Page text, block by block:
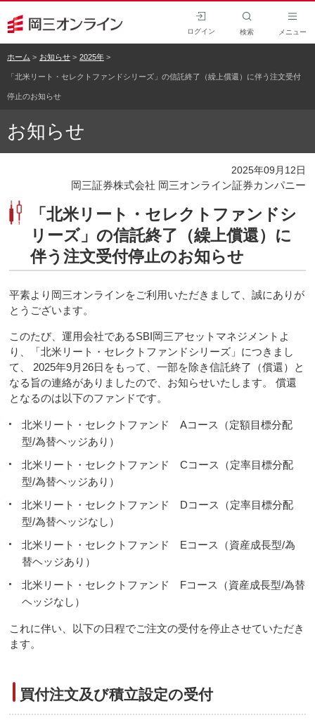
ログイン 検索 メニュー
ホーム お知らせ 2025年
「北米リート・セレクトファンドシリーズ」の信託終了（繰上償還）に伴う注文受付
停止のお知らせ
お知らせ
2025年09月12日
岡三証券株式会社 岡三オンライン証券カンパニー
「北米リート・セレクトファンドシ
リーズ」の信託終了（繰上償還）に
伴う注文受付停止のお知らせ
平素より岡三オンラインをご利用いただきまして、誠にありが
とうございます。
このたび、運用会社であるSBI岡三アセットマネジメントよ
り、「北米リート・セレクトファンドシリーズ」につきまし
て、 2025年9月26日をもって、一部を除き信託終了（償還）と
なる旨の連絡がありましたので、お知らせいたします。 償還
となるのは以下のファンドです。
北米リート・セレクトファンド Aコース（定額目標分配
型/為替ヘッジあり）
北米リート・セレクトファンド Cコース（定率目標分配
型/為替ヘッジあり）
北米リート・セレクトファンド Dコース（定率目標分配
型/為替ヘッジなし）
北米リート・セレクトファンド Eコース（資産成長型/為
替ヘッジあり）
北米リート・セレクトファンド Fコース（資産成長型/為替
ヘッジなし）
これに伴い、以下の日程でご注文の受付を停止させていただき
ます。
買付注文及び積立設定の受付